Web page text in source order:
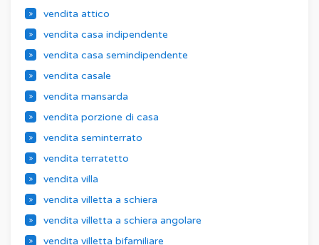
vendita attico
vendita casa indipendente
vendita casa semindipendente
vendita casale
vendita mansarda
vendita porzione di casa
vendita seminterrato
vendita terratetto
vendita villa
vendita villetta a schiera
vendita villetta a schiera angolare
vendita villetta bifamiliare